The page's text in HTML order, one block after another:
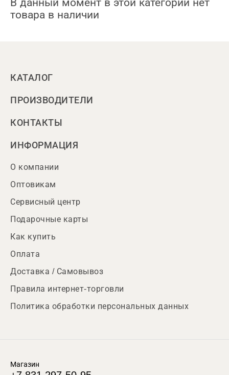
товара в наличии
КАТАЛОГ
ПРОИЗВОДИТЕЛИ
КОНТАКТЫ
ИНФОРМАЦИЯ
О компании
Оптовикам
Сервисный центр
Подарочные карты
Как купить
Оплата
Доставка / Самовывоз
Правила интернет-торговли
Политика обработки персональных данных
Магазин